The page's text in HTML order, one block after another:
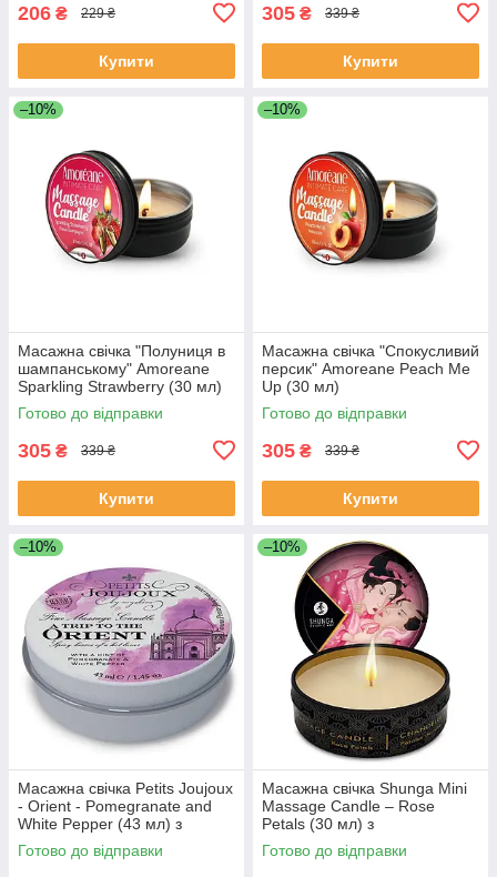
206 ₴ 229 ₴
Купити
305 ₴ 339 ₴
Купити
–10%
Масажна свічка "Полуниця в
шампанському" Amoreane
Sparkling Strawberry (30 мл)
Готово до відправки
305 ₴ 339 ₴
Купити
–10%
Масажна свічка "Спокусливий
персик" Amoreane Peach Me
Up (30 мл)
Готово до відправки
305 ₴ 339 ₴
Купити
–10%
Масажна свічка Petits Joujoux
- Orient - Pomegranate and
White Pepper (43 мл) з
афродизіаками
Готово до відправки
–10%
Масажна свічка Shunga Mini
Massage Candle – Rose
Petals (30 мл) з
афродизіаками
Готово до відправки